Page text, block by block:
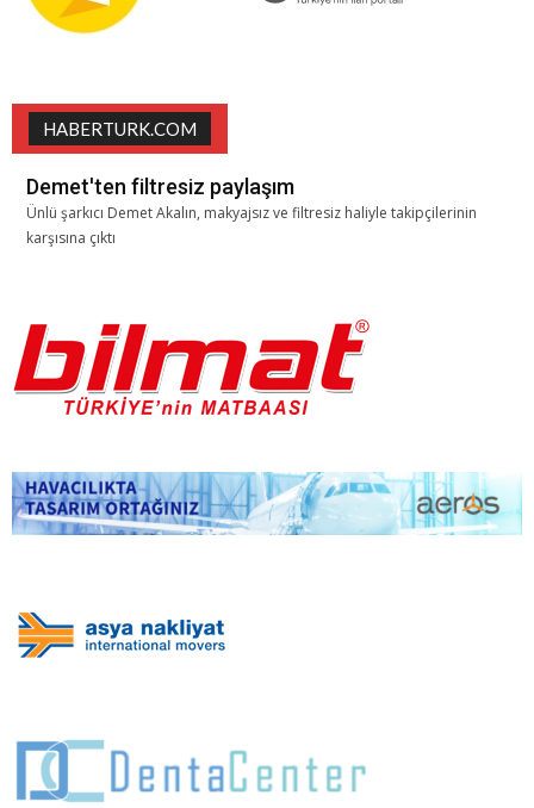
HABERTURK.COM
Demet'ten filtresiz paylaşım
Ünlü şarkıcı Demet Akalın, makyajsız ve filtresiz haliyle takipçilerinin
karşısına çıktı